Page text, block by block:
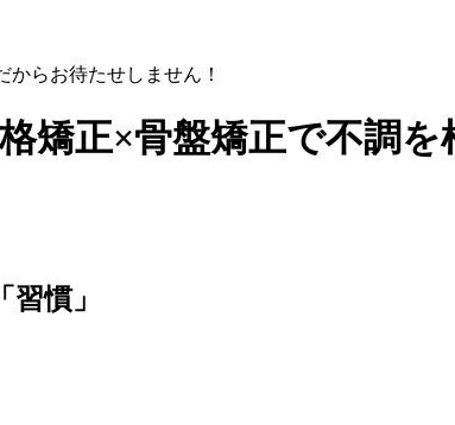
矯正×骨盤矯正で不調を
慣」